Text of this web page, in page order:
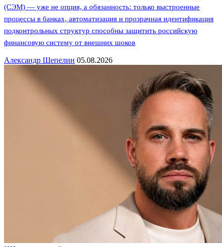
(СЭМ) — уже не опция, а обязанность: только выстроенные
процессы в банках, автоматизация и прозрачная идентификация
подконтрольных структур способны защитить российскую
финансовую систему от внешних шоков
Александр Шепелин 05.08.2026